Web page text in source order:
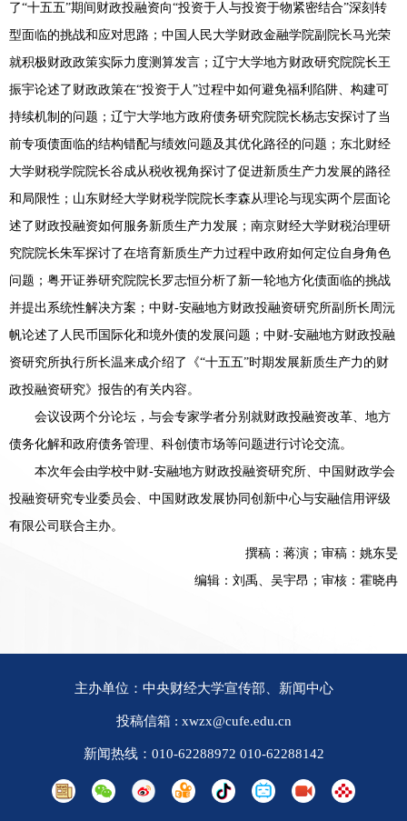
了“十五五”期间财政投融资向“投资于人与投资于物紧密结合”深刻转
型面临的挑战和应对思路；中国人民大学财政金融学院副院长马光荣
就积极财政政策实际力度测算发言；辽宁大学地方财政研究院院长王
振宇论述了财政政策在“投资于人”过程中如何避免福利陷阱、构建可
持续机制的问题；辽宁大学地方政府债务研究院院长杨志安探讨了当
前专项债面临的结构错配与绩效问题及其优化路径的问题；东北财经
大学财税学院院长谷成从税收视角探讨了促进新质生产力发展的路径
和局限性；山东财经大学财税学院院长李森从理论与现实两个层面论
述了财政投融资如何服务新质生产力发展；南京财经大学财税治理研
究院院长朱军探讨了在培育新质生产力过程中政府如何定位自身角色
问题；粤开证券研究院院长罗志恒分析了新一轮地方化债面临的挑战
并提出系统性解决方案；中财-安融地方财政投融资研究所副所长周沅
帆论述了人民币国际化和境外债的发展问题；中财-安融地方财政投融
资研究所执行所长温来成介绍了《“十五五”时期发展新质生产力的财
政投融资研究》报告的有关内容。
会议设两个分论坛，与会专家学者分别就财政投融资改革、地方
债务化解和政府债务管理、科创债市场等问题进行讨论交流。
本次年会由学校中财-安融地方财政投融资研究所、中国财政学会
投融资研究专业委员会、中国财政发展协同创新中心与安融信用评级
有限公司联合主办。
撰稿：蒋演；审稿：姚东旻
编辑：刘禹、吴宇昂；审核：霍晓冉
主办单位：中央财经大学宣传部、新闻中心
投稿信箱 : xwzx@cufe.edu.cn
新闻热线：010-62288972 010-62288142